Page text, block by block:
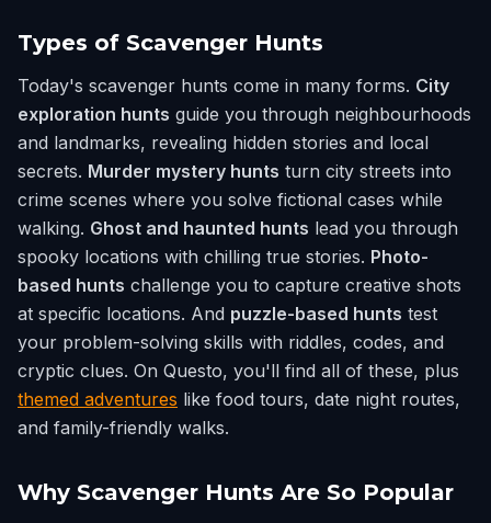
Types of Scavenger Hunts
Today's scavenger hunts come in many forms. City
exploration hunts guide you through neighbourhoods
and landmarks, revealing hidden stories and local
secrets. Murder mystery hunts turn city streets into
crime scenes where you solve fictional cases while
walking. Ghost and haunted hunts lead you through
spooky locations with chilling true stories. Photo-
based hunts challenge you to capture creative shots
at specific locations. And puzzle-based hunts test
your problem-solving skills with riddles, codes, and
cryptic clues. On Questo, you'll find all of these, plus
themed adventures like food tours, date night routes,
and family-friendly walks.
Why Scavenger Hunts Are So Popular